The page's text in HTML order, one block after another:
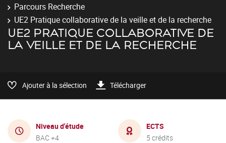
Parcours Recherche
UE2 Pratique collaborative de la veille et de la recherche
UE2 PRATIQUE COLLABORATIVE DE
LA VEILLE ET DE LA RECHERCHE
Ajouter à la sélection Télécharger
Niveau d'étude
BAC +4
ECTS
5 crédits